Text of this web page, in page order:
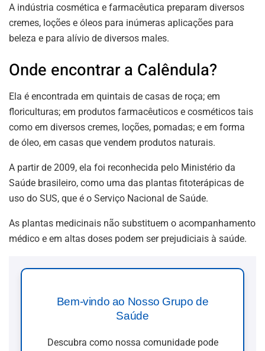
A indústria cosmética e farmacêutica preparam diversos
cremes, loções e óleos para inúmeras aplicações para
beleza e para alívio de diversos males.
Onde encontrar a Calêndula?
Ela é encontrada em quintais de casas de roça; em
floriculturas; em produtos farmacêuticos e cosméticos tais
como em diversos cremes, loções, pomadas; e em forma
de óleo, em casas que vendem produtos naturais.
A partir de 2009, ela foi reconhecida pelo Ministério da
Saúde brasileiro, como uma das plantas fitoterápicas de
uso do SUS, que é o Serviço Nacional de Saúde.
As plantas medicinais não substituem o acompanhamento
médico e em altas doses podem ser prejudiciais à saúde.
Bem-vindo ao Nosso Grupo de
Saúde
Descubra como nossa comunidade pode